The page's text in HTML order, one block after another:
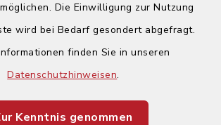
Die Einwilligung zur Nutzung
wird bei Bedarf gesondert abgefragt.
finden Sie in unseren
Datenschutzhinweisen.
Kenntnis genommen
Barrierefreiheit